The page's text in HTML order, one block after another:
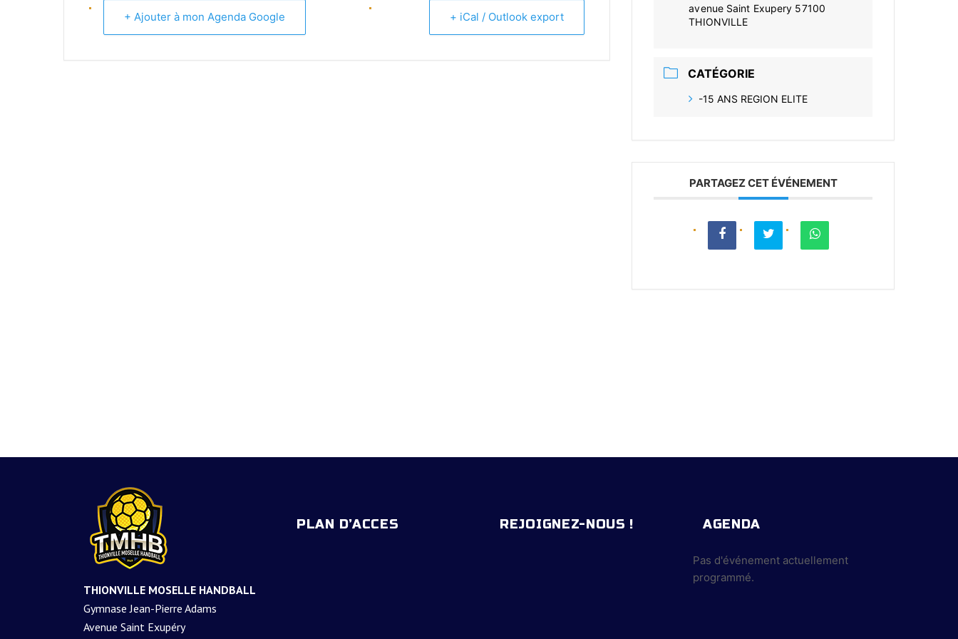
EQUIPE -13 ANS (1) REGIONAL
+ Ajouter à mon Agenda Google + iCal / Outlook export
avenue Saint Exupery 57100
THIONVILLE
CATÉGORIE
-15 ANS REGION ELITE
PARTAGEZ CET ÉVÉNEMENT
THIONVILLE MOSELLE HANDBALL
Gymnase Jean-Pierre Adams
Avenue Saint Exupéry
PLAN D’ACCES REJOIGNEZ-NOUS ! AGENDA
Pas d'événement actuellement
programmé.